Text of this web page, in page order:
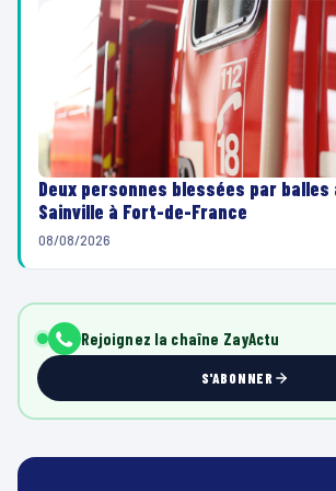
Deux personnes blessées par balles
Sainville à Fort-de-France
08/08/2026
Rejoignez la chaîne ZayActu
S'ABONNER